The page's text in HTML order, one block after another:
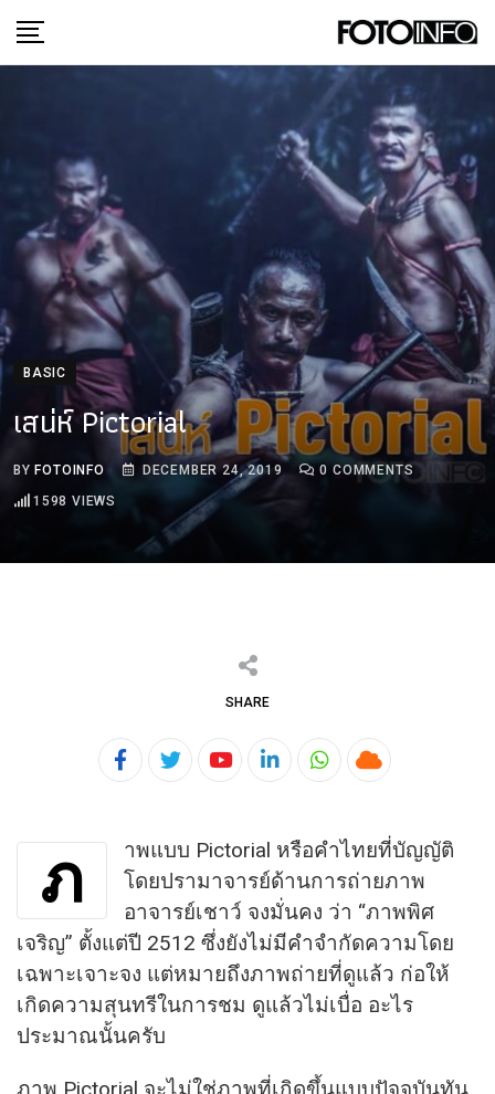
to
BASIC
เสน่ห์ Pictorial
BYFOTOINFO DECEMBER 24, 2019 0 COMMENTS
1598 VIEWS
SHARE
YoutubeLinkedInWhatsapp
Cloud
ภ
าพแบบ Pictorial หรือคำไทยที่บัญญัติ
โดยปรามาจารย์ด้านการถ่ายภาพ
อาจารย์เชาว์ จงมั่นคง ว่า “ภาพพิศ
เจริญ” ตั้งแต่ปี 2512 ซึ่งยังไม่มีคำจำกัดความโดย
เฉพาะเจาะจง แต่หมายถึงภาพถ่ายที่ดูแล้ว ก่อให้
เกิดความสุนทรีในการชม ดูแล้วไม่เบื่อ อะไร
ประมาณนั้นครับ
ภาพ Pictorial จะไม่ใช่ภาพที่เกิดขึ้นแบบปัจจุบันทัน